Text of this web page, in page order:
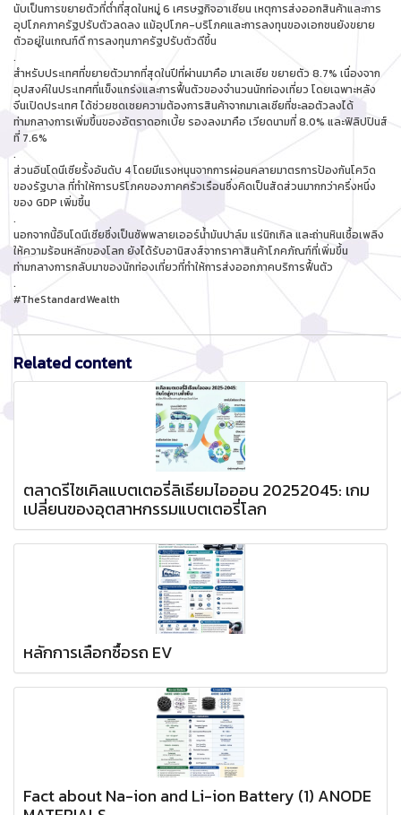
นับเป็นการขยายตัวที่ต่ำที่สุดในหมู่ 6 เศรษฐกิจอาเซียน เหตุการส่งออกสินค้าและการ
อุปโภคภาครัฐปรับตัวลดลง แม้อุปโภค-บริโภคและการลงทุนของเอกชนยังขยาย
ตัวอยู่ในเกณฑ์ดี การลงทุนภาครัฐปรับตัวดีขึ้น
.
สำหรับประเทศที่ขยายตัวมากที่สุดในปีที่ผ่านมาคือ มาเลเซีย ขยายตัว 8.7% เนื่องจาก
อุปสงค์ในประเทศที่แข็งแกร่งและการฟื้นตัวของจำนวนนักท่องเที่ยว โดยเฉพาะหลัง
จีนเปิดประเทศ ได้ช่วยชดเชยความต้องการสินค้าจากมาเลเซียที่ชะลอตัวลงได้
ท่ามกลางการเพิ่มขึ้นของอัตราดอกเบี้ย รองลงมาคือ เวียดนามที่ 8.0% และฟิลิปปินส์
ที่ 7.6%
.
ส่วนอินโดนีเซียรั้งอันดับ 4 โดยมีแรงหนุนจากการผ่อนคลายมาตรการป้องกันโควิด
ของรัฐบาล ที่ทำให้การบริโภคของภาคครัวเรือนซึ่งคิดเป็นสัดส่วนมากกว่าครึ่งหนึ่ง
ของ GDP เพิ่มขึ้น
.
นอกจากนี้อินโดนีเซียซึ่งเป็นซัพพลายเออร์น้ำมันปาล์ม แร่นิกเกิล และถ่านหินเชื้อเพลิง
ให้ความร้อนหลักของโลก ยังได้รับอานิสงส์จากราคาสินค้าโภคภัณฑ์ที่เพิ่มขึ้น
ท่ามกลางการกลับมาของนักท่องเที่ยวที่ทำให้การส่งออกภาคบริการฟื้นตัว
.
#TheStandardWealth
Related content
ตลาดรีไซเคิลแบตเตอรี่ลิเธียมไอออน 20252045: เกม
เปลี่ยนของอุตสาหกรรมแบตเตอรี่โลก
หลักการเลือกซื้อรถ EV
Fact about Na-ion and Li-ion Battery (1) ANODE